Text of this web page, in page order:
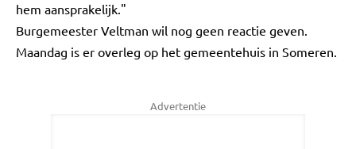
hem aansprakelijk."
Burgemeester Veltman wil nog geen reactie geven.
Maandag is er overleg op het gemeentehuis in Someren.
Advertentie